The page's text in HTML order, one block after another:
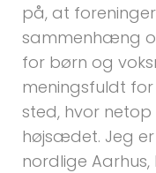
på, at
sammenhæng
for børn og
meningsfuldt
sted, hvor
højsædet. Jeg
nordlige